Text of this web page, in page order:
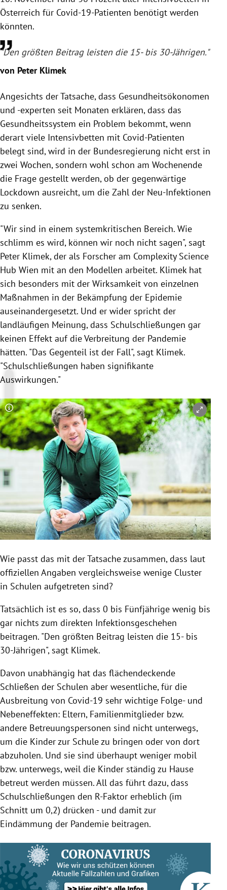
Österreich für Covid-19-Patienten benötigt werden
könnten.
"Den größten Beitrag leisten die 15- bis 30-Jährigen."
von Peter Klimek
Angesichts der Tatsache, dass Gesundheitsökonomen
und -experten seit Monaten erklären, dass das
Gesundheitssystem ein Problem bekommt, wenn
derart viele Intensivbetten mit Covid-Patienten
belegt sind, wird in der Bundesregierung nicht erst in
zwei Wochen, sondern wohl schon am Wochenende
die Frage gestellt werden, ob der gegenwärtige
Lockdown ausreicht, um die Zahl der Neu-Infektionen
zu senken.
"Wir sind in einem systemkritischen Bereich. Wie
schlimm es wird, können wir noch nicht sagen", sagt
Peter Klimek, der als Forscher am Complexity Science
Hub Wien mit an den Modellen arbeitet. Klimek hat
sich besonders mit der Wirksamkeit von einzelnen
Maßnahmen in der Bekämpfung der Epidemie
auseinandergesetzt. Und er wider spricht der
landläufigen Meinung, dass Schulschließungen gar
keinen Effekt auf die Verbreitung der Pandemie
hätten. "Das Gegenteil ist der Fall", sagt Klimek.
"Schulschließungen haben signifikante
Auswirkungen."
Copyright-Hinweis öffnen/schließen
Wie passt das mit der Tatsache zusammen, dass laut
offiziellen Angaben vergleichsweise wenige Cluster
in Schulen aufgetreten sind?
Tatsächlich ist es so, dass 0 bis Fünfjährige wenig bis
gar nichts zum direkten Infektionsgeschehen
beitragen. "Den größten Beitrag leisten die 15- bis
30-Jährigen", sagt Klimek.
Davon unabhängig hat das flächendeckende
Schließen der Schulen aber wesentliche, für die
Ausbreitung von Covid-19 sehr wichtige Folge- und
Nebeneffekten: Eltern, Familienmitglieder bzw.
andere Betreuungspersonen sind nicht unterwegs,
um die Kinder zur Schule zu bringen oder von dort
abzuholen. Und sie sind überhaupt weniger mobil
bzw. unterwegs, weil die Kinder ständig zu Hause
betreut werden müssen. All das führt dazu, dass
Schulschließungen den R-Faktor erheblich (im
Schnitt um 0,2) drücken - und damit zur
Eindämmung der Pandemie beitragen.